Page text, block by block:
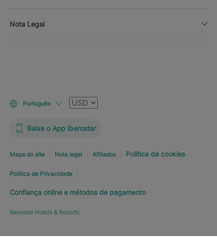
Nota Legal
Português Moeda
Baixe o App Iberostar
Mapa do site Nota legal Afiliados Politica de cookies
Politica de Privacidade
Confiança online e métodos de pagamento
Iberostar Hotels & Resorts